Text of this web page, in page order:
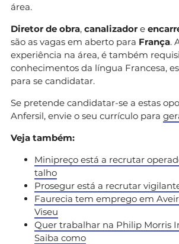
área.
Diretor de obra, canalizador e
são as vagas em aberto para França.
experiência na área, é também
conhecimentos da língua Francesa,
para se candidatar.
Se pretende candidatar-se a estas
Anfersil, envie o seu currículo para
Veja também:
Minipreço está a recrutar
talho
Prosegur está a recrutar
Faurecia tem emprego em
Viseu
Quer trabalhar na Philip Morris
Saiba como